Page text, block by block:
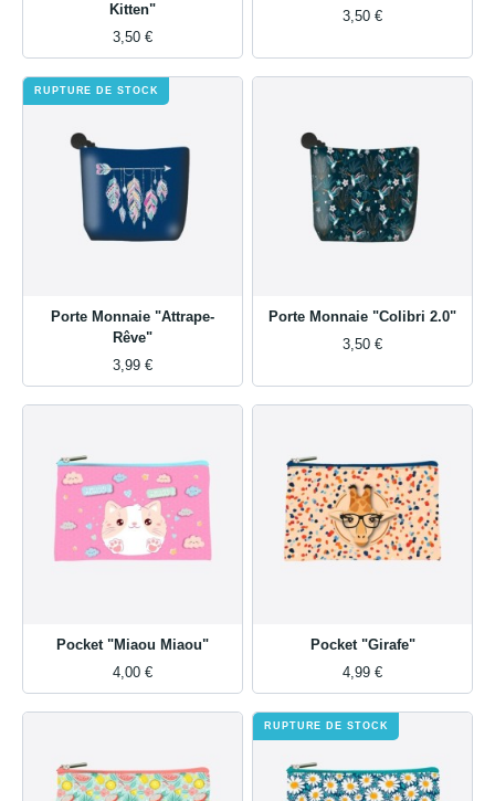
Kitten"
3,50 €
3,50 €
Porte Monnaie "Attrape-
Rêve"
3,99 €
RUPTURE DE STOCK
Porte Monnaie "Colibri 2.0"
3,50 €
Pocket "Miaou Miaou"
4,00 €
Pocket "Girafe"
4,99 €
RUPTURE DE STOCK